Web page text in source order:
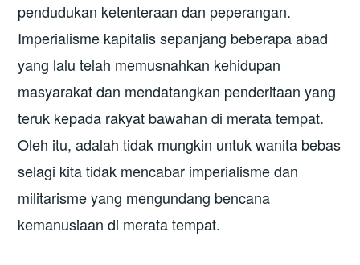
pendudukan ketenteraan dan peperangan.
Imperialisme kapitalis sepanjang beberapa abad
yang lalu telah memusnahkan kehidupan
masyarakat dan mendatangkan penderitaan yang
teruk kepada rakyat bawahan di merata tempat.
Oleh itu, adalah tidak mungkin untuk wanita bebas
selagi kita tidak mencabar imperialisme dan
militarisme yang mengundang bencana
kemanusiaan di merata tempat.